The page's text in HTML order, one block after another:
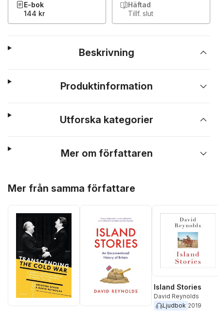
E-bok
144 kr
Häftad
Tillf. slut
Beskrivning
Produktinformation
Utforska kategorier
Mer om författaren
Mer från samma författare
Island Stories
David Reynolds
Ljudbok 2019